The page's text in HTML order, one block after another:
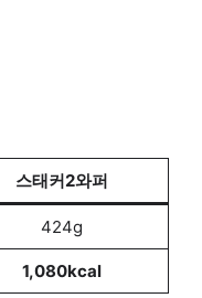
스태커2와퍼
424g
1,080kcal